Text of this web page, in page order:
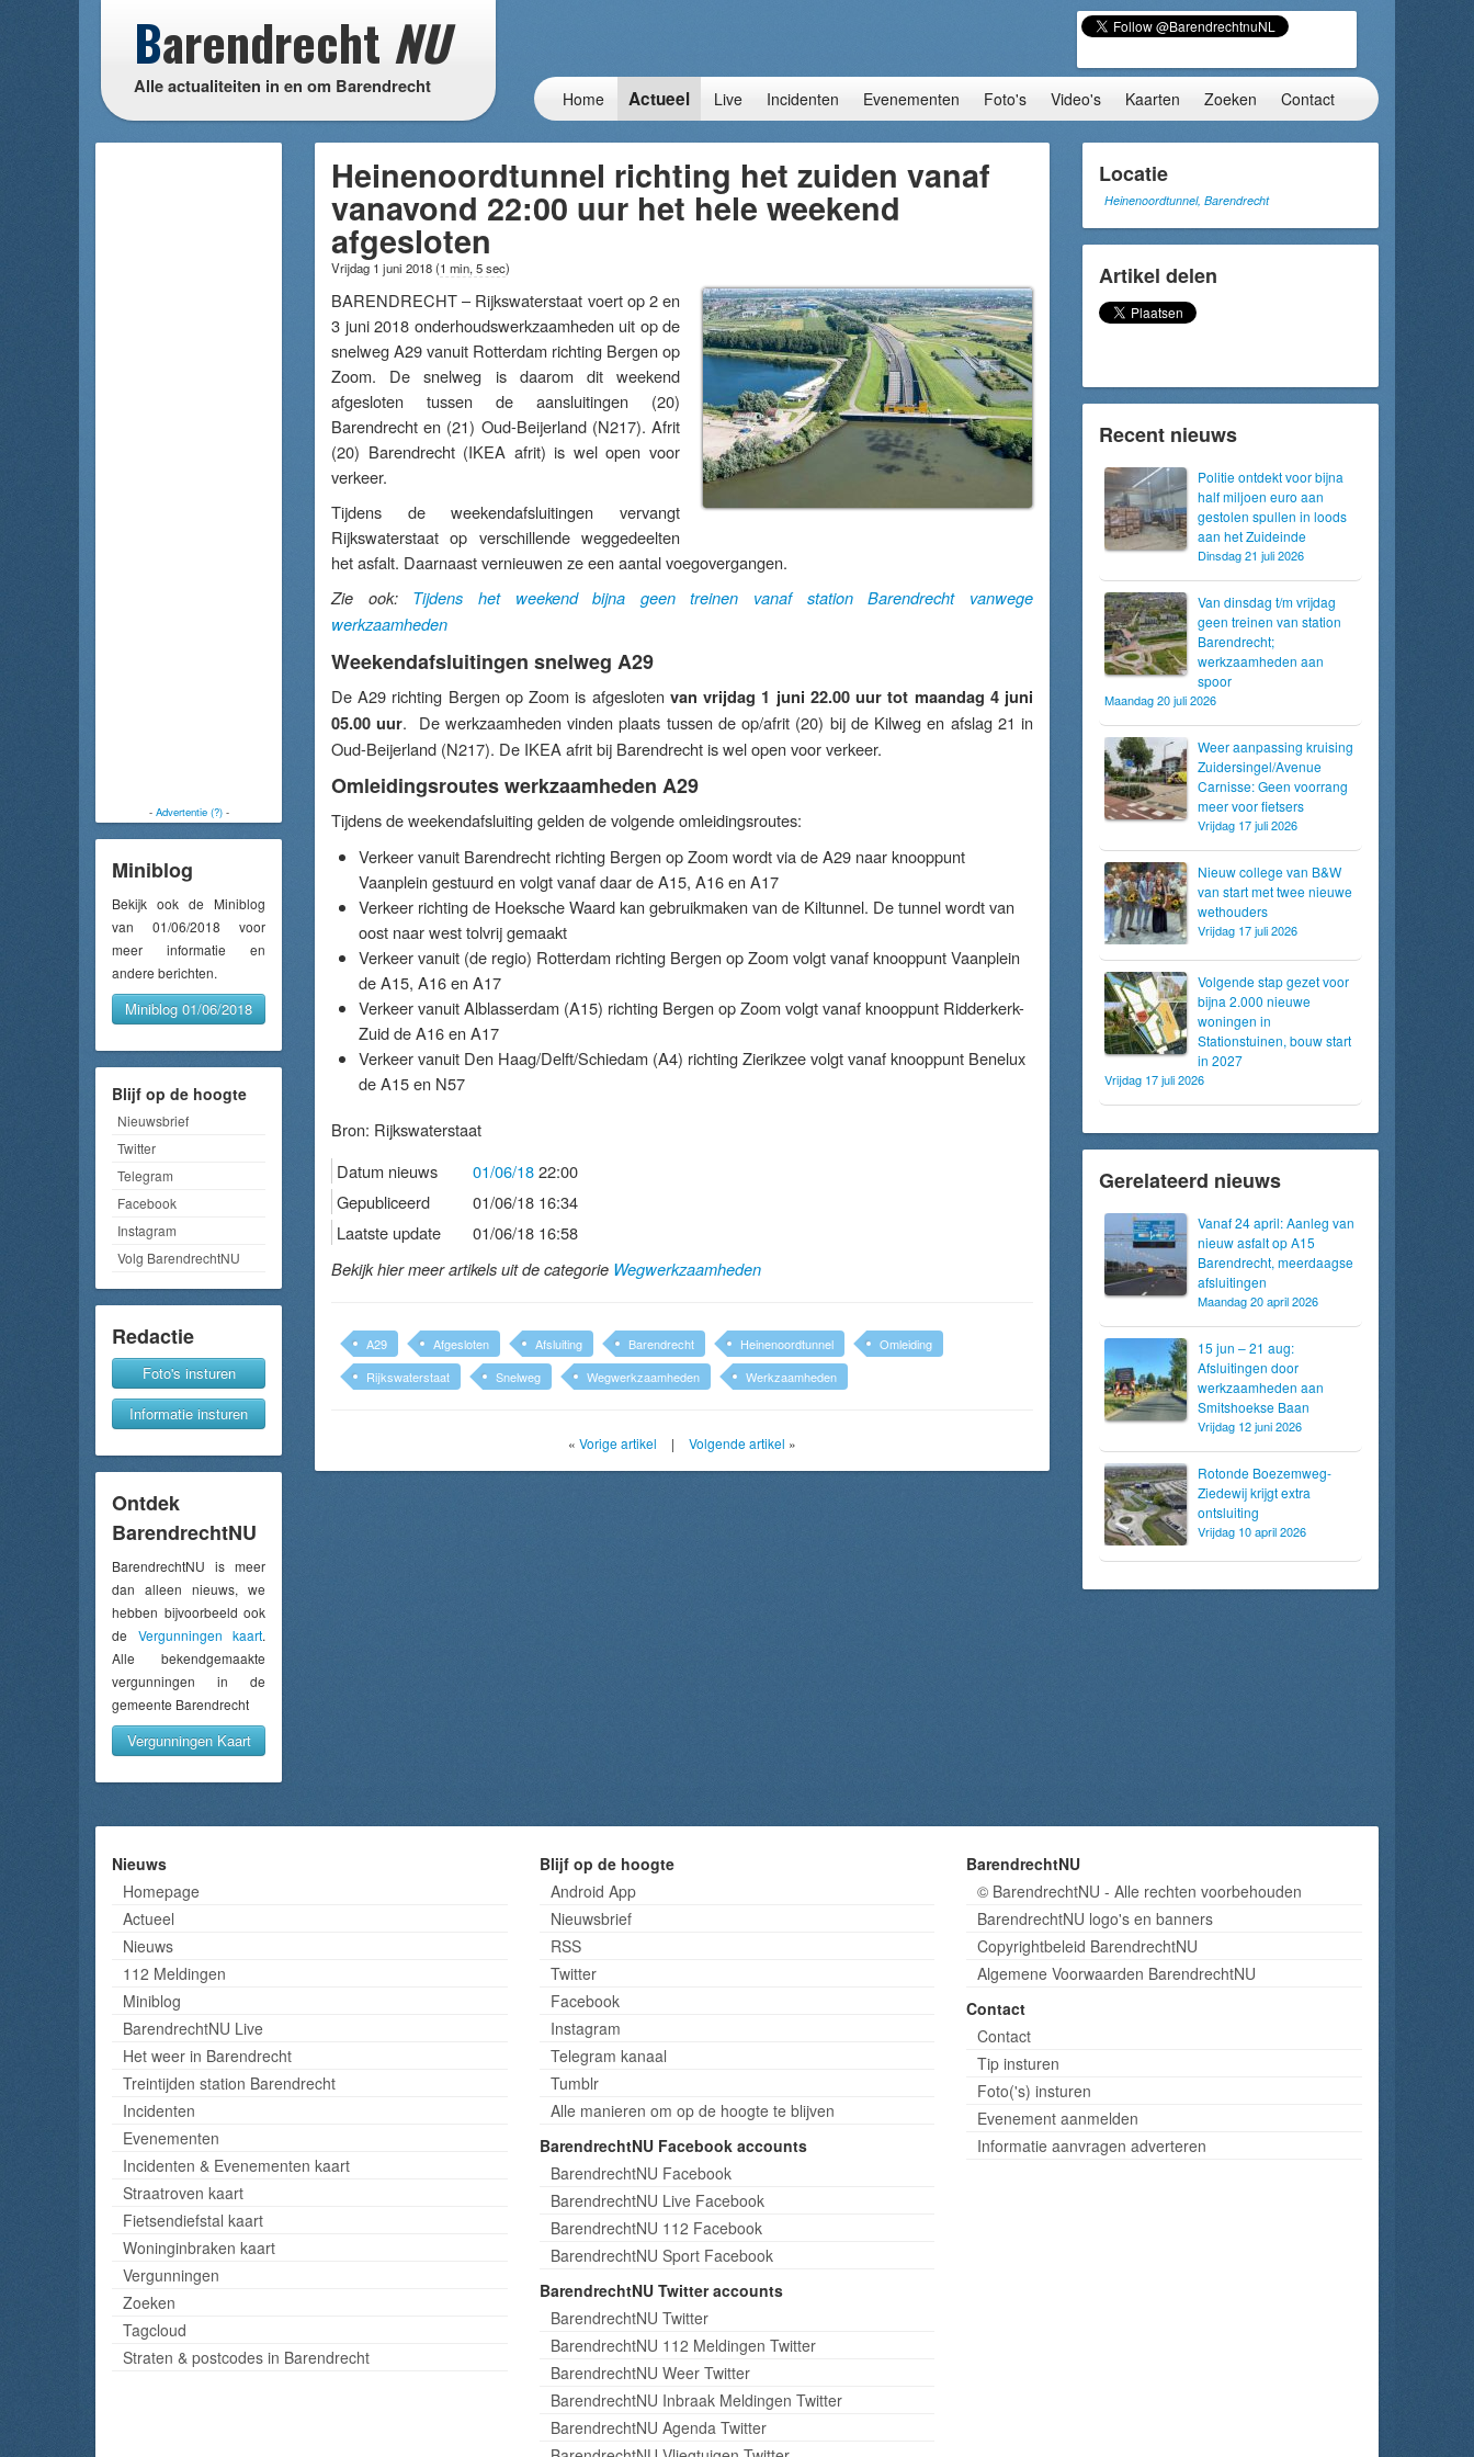
Barendrecht NU
Alle actualiteiten in en om Barendrecht
Home Actueel Live Incidenten Evenementen Foto's Video's Kaarten Zoeken Contact
- Advertentie (?)-
Miniblog
Bekijk ook de Miniblog
van 01/06/2018 voor
meer informatie en
andere berichten.
Miniblog 01/06/2018
Blijf op de hoogte
Nieuwsbrief
Twitter
Telegram
Facebook
Instagram
Volg BarendrechtNU
Redactie
Foto's insturen
Informatie insturen
Ontdek
BarendrechtNU
BarendrechtNU is meer
dan alleen nieuws, we
hebben bijvoorbeeld ook
de Vergunningen kaart.
Alle bekendgemaakte
vergunningen in de
gemeente Barendrecht
Vergunningen Kaart
Heinenoordtunnel richting het zuiden vanaf
vanavond 22:00 uur het hele weekend
afgesloten
Vrijdag 1 juni 2018(1 min, 5 sec)
BARENDRECHT – Rijkswaterstaat voert op 2 en
3 juni 2018 onderhoudswerkzaamheden uit op de
snelweg A29 vanuit Rotterdam richting Bergen op
Zoom. De snelweg is daarom dit weekend
afgesloten tussen de aansluitingen (20)
Barendrecht en (21) Oud-Beijerland (N217). Afrit
(20) Barendrecht (IKEA afrit) is wel open voor
verkeer.
Tijdens de weekendafsluitingen vervangt
Rijkswaterstaat op verschillende weggedeelten
het asfalt. Daarnaast vernieuwen ze een aantal voegovergangen.
Zie ook: Tijdens het weekend bijna geen treinen vanaf station Barendrecht vanwege
werkzaamheden
Weekendafsluitingen snelweg A29
De A29 richting Bergen op Zoom is afgesloten van vrijdag 1 juni 22.00 uur tot maandag 4 juni
05.00 uur. De werkzaamheden vinden plaats tussen de op/afrit (20) bij de Kilweg en afslag 21 in
Oud-Beijerland (N217). De IKEA afrit bij Barendrecht is wel open voor verkeer.
Omleidingsroutes werkzaamheden A29
Tijdens de weekendafsluiting gelden de volgende omleidingsroutes:
Verkeer vanuit Barendrecht richting Bergen op Zoom wordt via de A29 naar knooppunt
Vaanplein gestuurd en volgt vanaf daar de A15, A16 en A17
Verkeer richting de Hoeksche Waard kan gebruikmaken van de Kiltunnel. De tunnel wordt van
oost naar west tolvrij gemaakt
Verkeer vanuit (de regio) Rotterdam richting Bergen op Zoom volgt vanaf knooppunt Vaanplein
de A15, A16 en A17
Verkeer vanuit Alblasserdam (A15) richting Bergen op Zoom volgt vanaf knooppunt Ridderkerk-
Zuid de A16 en A17
Verkeer vanuit Den Haag/Delft/Schiedam (A4) richting Zierikzee volgt vanaf knooppunt Benelux
de A15 en N57
Bron: Rijkswaterstaat
Datum nieuws
01/06/1822:00
Gepubliceerd
01/06/18 16:34
Laatste update
01/06/18 16:58
Bekijk hier meer artikels uit de categorie Wegwerkzaamheden
A29 Afgesloten Afsluiting Barendrecht Heinenoordtunnel
Omleiding
Rijkswaterstaat
Snelweg Wegwerkzaamheden Werkzaamheden
« Vorige artikel | Volgende artikel »
Locatie
Heinenoordtunnel, Barendrecht
Artikel delen
Recent nieuws
Politie ontdekt voor bijna
half miljoen euro aan
gestolen spullen in loods
aan het Zuideinde
Dinsdag 21 juli 2026
Van dinsdag t/m vrijdag
geen treinen van station
Barendrecht;
werkzaamheden aan
spoor
Maandag 20 juli 2026
Weer aanpassing kruising
Zuidersingel/Avenue
Carnisse: Geen voorrang
meer voor fietsers
Vrijdag 17 juli 2026
Nieuw college van B&W
van start met twee nieuwe
wethouders
Vrijdag 17 juli 2026
Volgende stap gezet voor
bijna 2.000 nieuwe
woningen in
Stationstuinen, bouw start
in 2027
Vrijdag 17 juli 2026
Gerelateerd nieuws
Vanaf 24 april: Aanleg van
nieuw asfalt op A15
Barendrecht, meerdaagse
afsluitingen
Maandag 20 april 2026
15 jun – 21 aug:
Afsluitingen door
werkzaamheden aan
Smitshoekse Baan
Vrijdag 12 juni 2026
Rotonde Boezemweg-
Ziedewij krijgt extra
ontsluiting
Vrijdag 10 april 2026
Nieuws
Homepage
Actueel
Nieuws
112 Meldingen
Miniblog
BarendrechtNU Live
Het weer in Barendrecht
Treintijden station Barendrecht
Incidenten
Evenementen
Incidenten & Evenementen kaart
Straatroven kaart
Fietsendiefstal kaart
Woninginbraken kaart
Vergunningen
Zoeken
Tagcloud
Straten & postcodes in Barendrecht
Blijf op de hoogte
Android App
Nieuwsbrief
RSS
Twitter
Facebook
Instagram
Telegram kanaal
Tumblr
Alle manieren om op de hoogte te blijven
BarendrechtNU Facebook accounts
BarendrechtNU Facebook
BarendrechtNU Live Facebook
BarendrechtNU 112 Facebook
BarendrechtNU Sport Facebook
BarendrechtNU Twitter accounts
BarendrechtNU Twitter
BarendrechtNU 112 Meldingen Twitter
BarendrechtNU Weer Twitter
BarendrechtNU Inbraak Meldingen Twitter
BarendrechtNU Agenda Twitter
BarendrechtNU
© BarendrechtNU - Alle rechten voorbehouden
BarendrechtNU logo's en banners
Copyrightbeleid BarendrechtNU
Algemene Voorwaarden BarendrechtNU
Contact
Contact
Tip insturen
Foto('s) insturen
Evenement aanmelden
Informatie aanvragen adverteren